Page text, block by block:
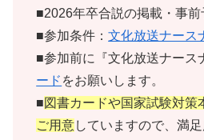
■2026年卒合説の掲載・事前
■参加条件：文化放送ナース
■参加前に『文化放送ナース
ード をお願いします。
■図書カードや国家試験対策
ご用意していますので、満